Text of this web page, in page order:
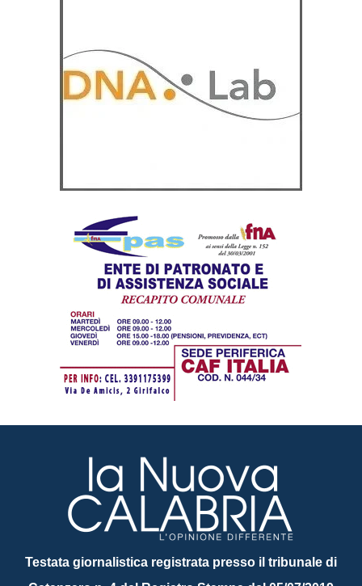
Testata giornalistica registrata presso il tribunale di